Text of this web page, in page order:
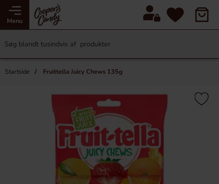
Menu
Startside Fruittella Juicy Chews 135g